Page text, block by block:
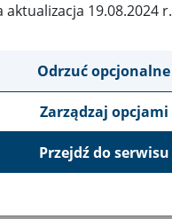
aktualizacja 19.08.2024 r.
Odrzuć opcjonalne
Zarządzaj opcjami
Przejdź do serwisu